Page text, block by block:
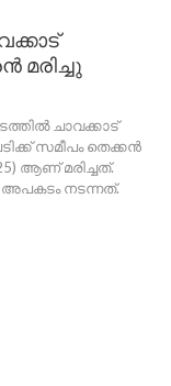
മരിച്ചു
ചാവക്കാട്
സമീപം തെക്കൻ
ആണ് മരിച്ചത്.
അപകടം നടന്നത്.